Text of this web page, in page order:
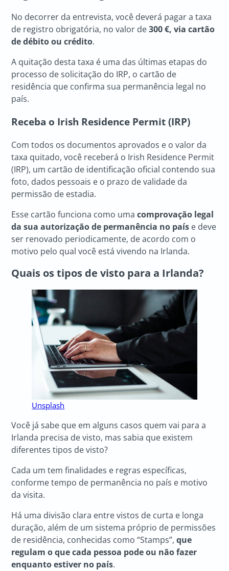
No decorrer da entrevista, você deverá pagar a taxa
de registro obrigatória, no valor de300 €, via cartão
de débito ou crédito.
A quitação desta taxa é uma das últimas etapas do
processo de solicitação do IRP, o cartão de
residência que confirma sua permanência legal no
país.
Receba o Irish Residence Permit (IRP)
Com todos os documentos aprovados e o valor da
taxa quitado, você receberá o Irish Residence Permit
(IRP), um cartão de identificação oficial contendo sua
foto, dados pessoais e o prazo de validade da
permissão de estadia.
Esse cartão funciona como umacomprovação legal
da sua autorização de permanência no país e deve
ser renovado periodicamente, de acordo com o
motivo pelo qual você está vivendo na Irlanda.
Quais os tipos de visto para a Irlanda?
Unsplash
Você já sabe que em alguns casos quem vai para a
Irlanda precisa de visto, mas sabia que existem
diferentes tipos de visto?
Cada um tem finalidades e regras específicas,
conforme tempo de permanência no país e motivo
da visita.
Há uma divisão clara entre vistos de curta e longa
duração, além de um sistema próprio de permissões
de residência, conhecidas como “Stamps”,que
regulam o que cada pessoa pode ou não fazer
enquanto estiver no país.